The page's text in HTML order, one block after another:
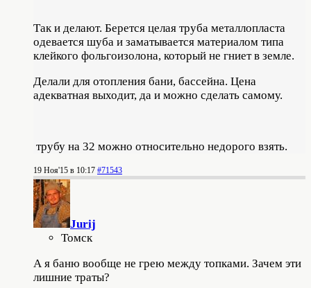
Так и делают. Берется целая труба металлопласта
одевается шуба и заматывается материалом типа
клейкого фольгоизолона, который не гниет в земле.
Делали для отопления бани, бассейна. Цена
адекватная выходит, да и можно сделать самому.
трубу на 32 можно относительно недорого взять.
19 Ноя'15 в 10:17 #71543
Jurij
Томск
А я баню вообще не грею между топками. Зачем эти
лишние траты?